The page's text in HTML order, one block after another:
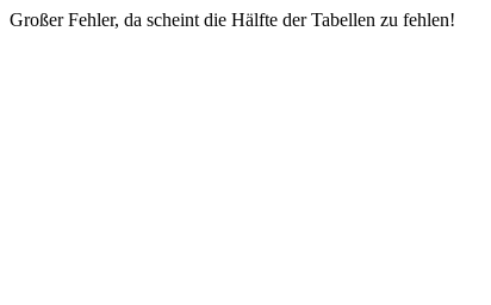
Großer Fehler, da scheint die Hälfte der Tabellen zu fehlen!